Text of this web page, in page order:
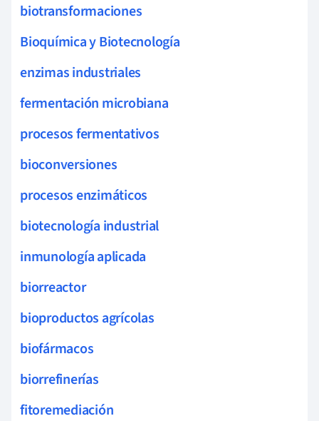
biotransformaciones
Bioquímica y Biotecnología
enzimas industriales
fermentación microbiana
procesos fermentativos
bioconversiones
procesos enzimáticos
biotecnología industrial
inmunología aplicada
biorreactor
bioproductos agrícolas
biofármacos
biorrefinerías
fitoremediación